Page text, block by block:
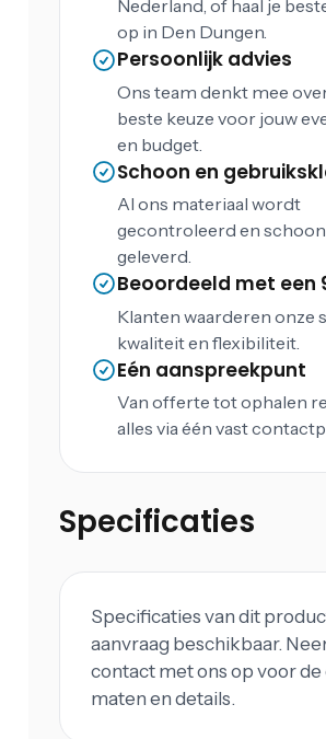
Nederland, of haal je
op in Den Dungen.
Persoonlijk advies
Ons team denkt mee
beste keuze voor jouw
en budget.
Schoon en
Al ons materiaal wordt
gecontroleerd en schoon
geleverd.
Beoordeeld met een
Klanten waarderen onze
kwaliteit en flexibiliteit.
Eén aanspreekpunt
Van offerte tot ophalen
alles via één vast
Specificaties
Specificaties van dit
aanvraag beschikbaar.
contact met ons op voor de
maten en details.